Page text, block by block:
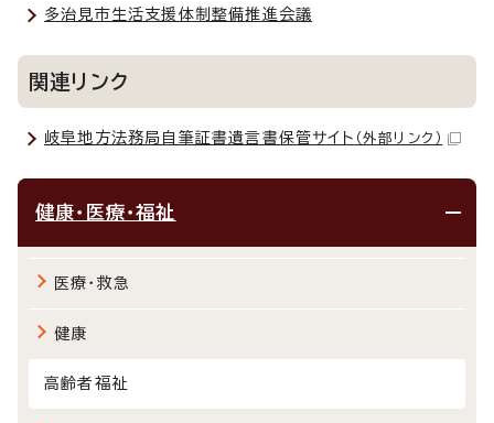
多治見市生活支援体制整備推進会議
関連リンク
岐阜地方法務局自筆証書遺言書保管サイト （外部リンク）
健康・医療・福祉
医療・救急
健康
高齢者福祉